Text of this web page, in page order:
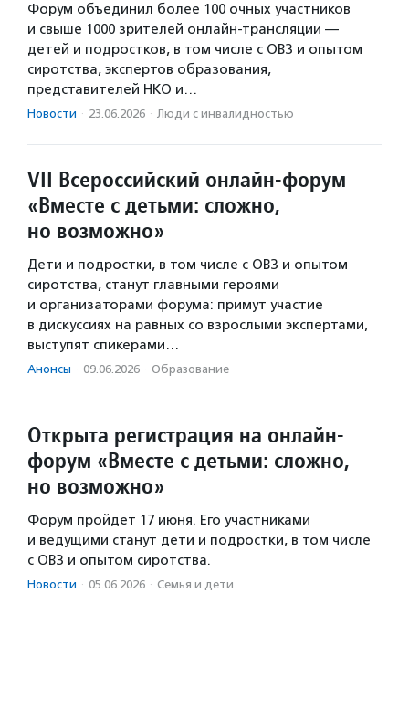
Форум объединил более 100 очных участников
и свыше 1000 зрителей онлайн-трансляции —
детей и подростков, в том числе с ОВЗ и опытом
сиротства, экспертов образования,
представителей НКО и…
Новости · 23.06.2026 · Люди с инвалидностью
VII Всероссийский онлайн-форум
«Вместе с детьми: сложно,
но возможно»
Дети и подростки, в том числе с ОВЗ и опытом
сиротства, станут главными героями
и организаторами форума: примут участие
в дискуссиях на равных со взрослыми экспертами,
выступят спикерами…
Анонсы · 09.06.2026 · Образование
Открыта регистрация на онлайн-
форум «Вместе с детьми: сложно,
но возможно»
Форум пройдет 17 июня. Его участниками
и ведущими станут дети и подростки, в том числе
с ОВЗ и опытом сиротства.
Новости · 05.06.2026 · Семья и дети